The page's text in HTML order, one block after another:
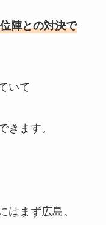
陣との対決で
いて
きます。
はまず広島。